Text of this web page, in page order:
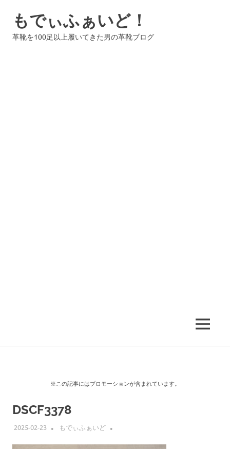
もでぃふぁいど！
革靴を100足以上履いてきた男の革靴ブログ
MENU
※この記事にはプロモーションが含まれています。
DSCF3378
2025-02-23 もでぃふぁいど